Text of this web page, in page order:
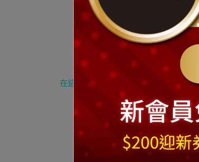
在這蕭瑟的冬天 何不買一個可愛的聖